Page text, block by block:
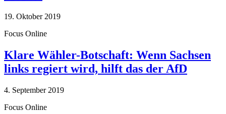
19. Oktober 2019
Focus Online
Klare Wähler-Botschaft: Wenn Sachsen
links regiert wird, hilft das der AfD
4. September 2019
Focus Online